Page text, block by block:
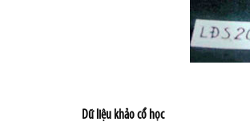
Dữ liệu khảo cổ học